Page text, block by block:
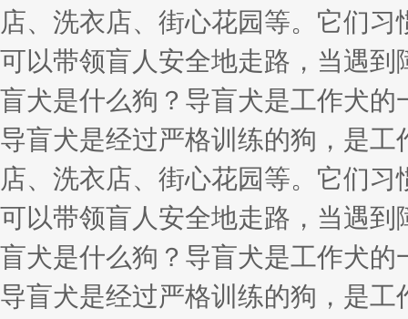
店、洗衣店、街心花园等。它们
可以带领盲人安全地走路，当遇
盲犬是什么狗？导盲犬是工作犬
导盲犬是经过严格训练的狗，是
店、洗衣店、街心花园等。它们
可以带领盲人安全地走路，当遇
盲犬是什么狗？导盲犬是工作犬
导盲犬是经过严格训练的狗，是